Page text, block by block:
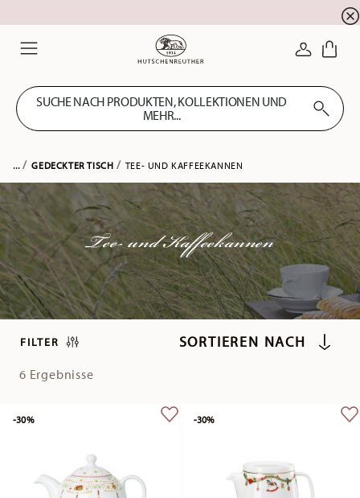
Summer SALE! Sichern Sie sich 5% EXTRA-
SUCHE NACH PRODUKTEN, KOLLEKTIONEN UND
MEHR...
... GEDECKTER TISCH TEE- UND KAFFEEKANNEN
Tee- und Kaffeekannen
FILTER
6 Ergebnisse
-30% -30%